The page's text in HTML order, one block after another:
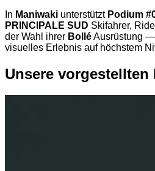
In Maniwaki unterstützt Podium
PRINCIPALE SUD Skifahrer,
der Wahl ihrer BolléAusrüstung —
visuelles Erlebnis auf höchstem
Unsere vorgestellten